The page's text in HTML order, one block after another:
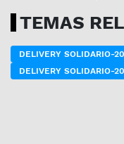
TEMAS
DELIVERY SOLIDARIO-
DELIVERY SOLIDARIO-